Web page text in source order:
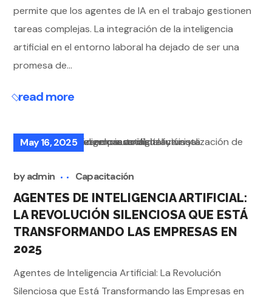
permite que los agentes de IA en el trabajo gestionen
tareas complejas. La integración de la inteligencia
artificial en el entorno laboral ha dejado de ser una
promesa de...
read more
May 16, 2025
byadmin Capacitación
AGENTES DE INTELIGENCIA ARTIFICIAL:
LA REVOLUCIÓN SILENCIOSA QUE ESTÁ
TRANSFORMANDO LAS EMPRESAS EN
2025
Agentes de Inteligencia Artificial: La Revolución
Silenciosa que Está Transformando las Empresas en